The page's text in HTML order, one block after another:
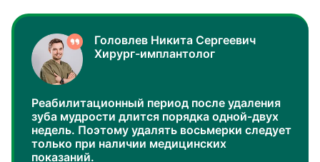
Головлев Никита Сергеевич
Хирург-имплантолог
Реабилитационный период после удаления
зуба мудрости длится порядка одной-двух
недель. Поэтому удалять восьмерки следует
только при наличии медицинских
показаний.